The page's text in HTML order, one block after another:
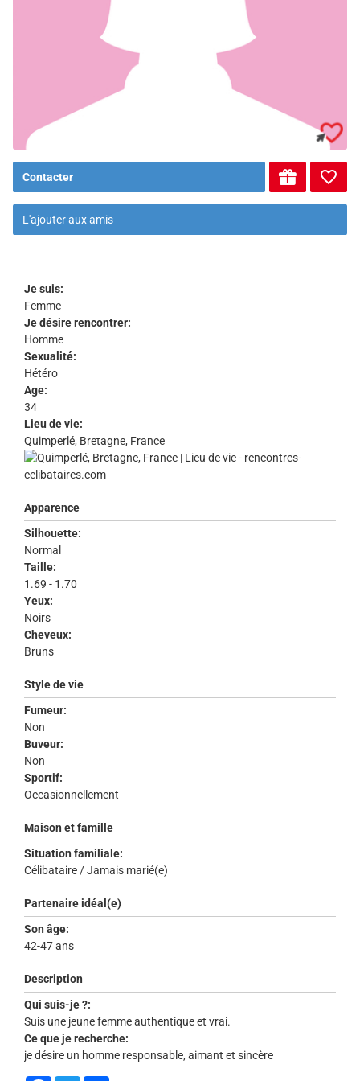
Contacter
L'ajouter aux amis
Je suis:
Femme
Je désire rencontrer:
Homme
Sexualité:
Hétéro
Age:
34
Lieu de vie:
Quimperlé, Bretagne, France
Apparence
Silhouette:
Normal
Taille:
1.69 - 1.70
Yeux:
Noirs
Cheveux:
Bruns
Style de vie
Fumeur:
Non
Buveur:
Non
Sportif:
Occasionnellement
Maison et famille
Situation familiale:
Célibataire / Jamais marié(e)
Partenaire idéal(e)
Son âge:
42-47 ans
Description
Qui suis-je ?:
Suis une jeune femme authentique et vrai.
Ce que je recherche:
je désire un homme responsable, aimant et sincère